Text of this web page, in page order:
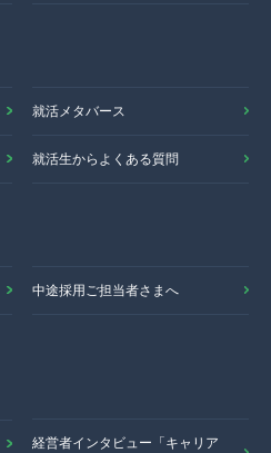
就活メタバース
就活生からよくある質問
中途採用ご担当者さまへ
経営者インタビュー「キャリア